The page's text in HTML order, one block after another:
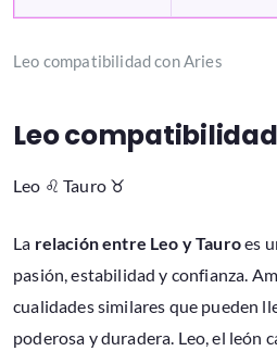
Leo compatibilidad con Aries
Leo
Leo ♌ Tauro ♉
La relación entre Leo y Tauroes
pasión, estabilidad y confianza.
cualidades similares que pueden
poderosa y duradera. Leo, el león